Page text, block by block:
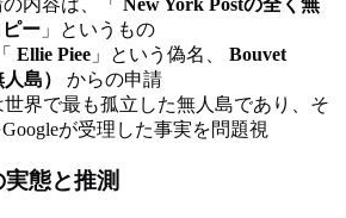
内容は、「 New York Postの全く無
ー 」というもの
Ellie Piee 」という偽名、 Bouvet
島）
からの申請
世界で最も孤立した無人島であり、そ
が受理した事実を問題視
態と推測